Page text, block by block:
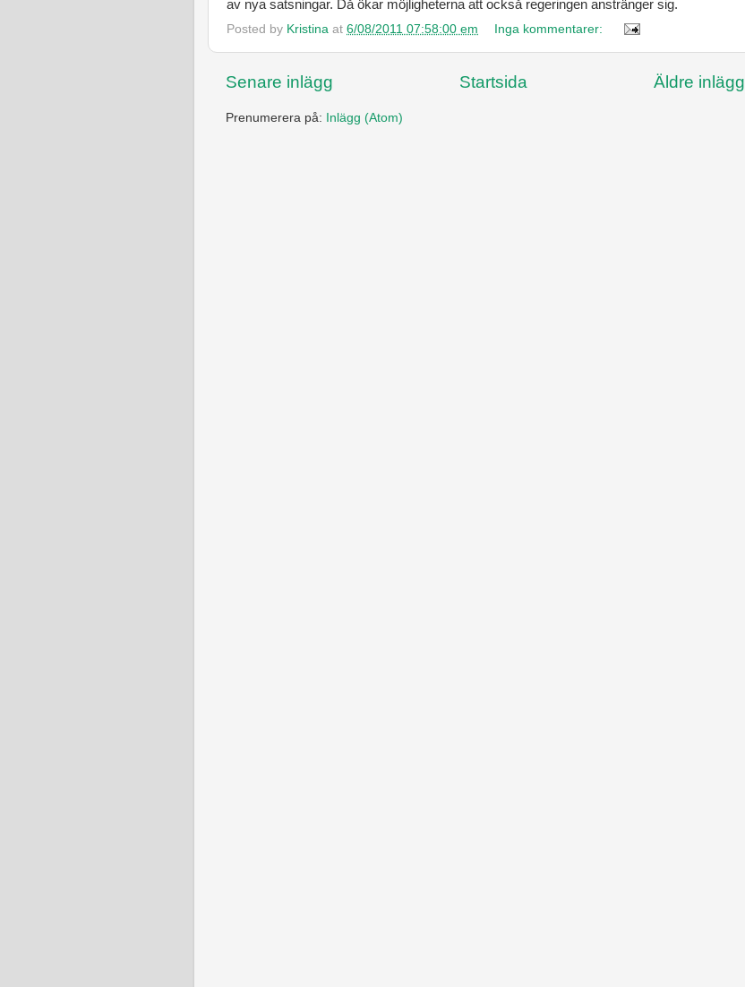
av nya satsningar. Då ökar möjligheterna att också regeringen anstränger sig.
Posted by Kristina at 6/08/2011 07:58:00 em Inga kommentarer:
Senare inlägg Äldre inlägg
Startsida
Prenumerera på: Inlägg (Atom)